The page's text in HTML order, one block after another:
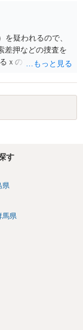
疑われるので、
差押などの捜査を
ｘのアカウント凍
あります
す
県
馬県